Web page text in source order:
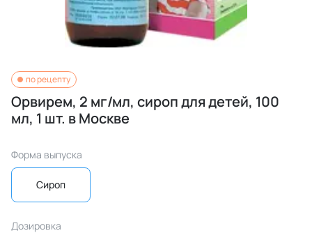
по рецепту
Орвирем, 2 мг/мл, сироп для детей, 100
мл, 1 шт. в Москве
Форма выпуска
Сироп
Дозировка